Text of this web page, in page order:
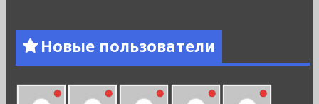
Новые пользователи